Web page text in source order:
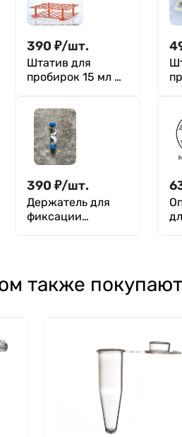
390 ₽/шт.
Штатив для
пробирок 15 мл и
оранжевый,Greet
med
390 ₽/шт.
Держатель для
фиксации
также покупают